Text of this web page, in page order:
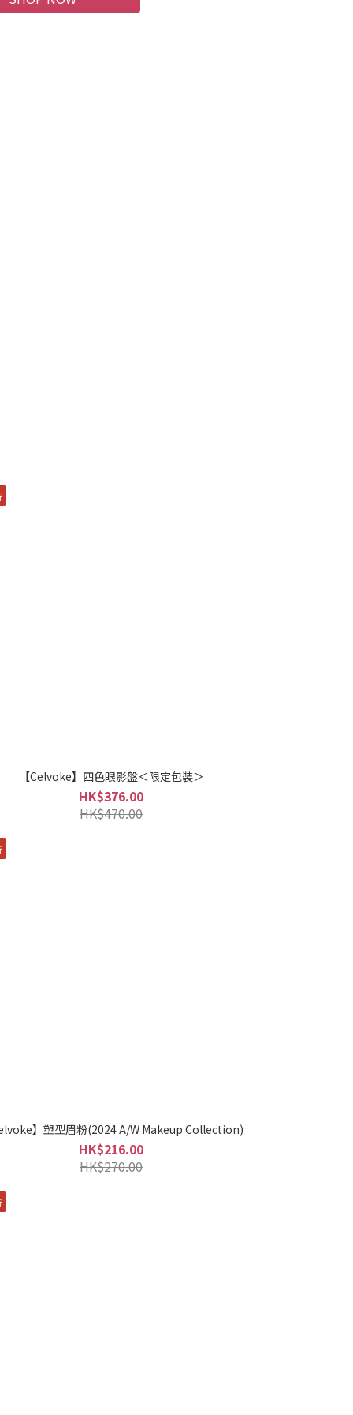
【Celvoke】四色眼影盤＜限定包裝＞
HK$376.00
HK$470.00
】塑型眉粉(2024 A/W Makeup Collection)
HK$216.00
HK$270.00